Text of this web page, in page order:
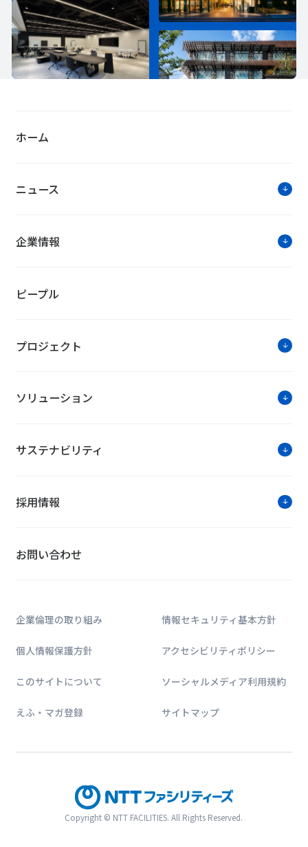
ホーム
ニュース
企業情報
ピープル
プロジェクト
ソリューション
サステナビリティ
採用情報
お問い合わせ
企業倫理の取り組み 情報セキュリティ基本方針
個人情報保護方針 アクセシビリティポリシー
このサイトについて ソーシャルメディア利用規約
えふ・マガ登録 サイトマップ
Copyright © NTT FACILITIES. All Rights Reserved.